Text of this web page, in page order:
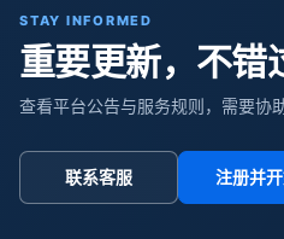
STAY INFORMED
重要更新，不错
查看平台公告与服务规则，需要协
联系客服 注册并